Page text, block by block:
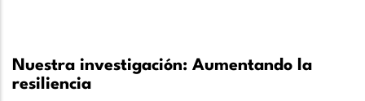
Nuestra investigación: Aumentando la
resiliencia